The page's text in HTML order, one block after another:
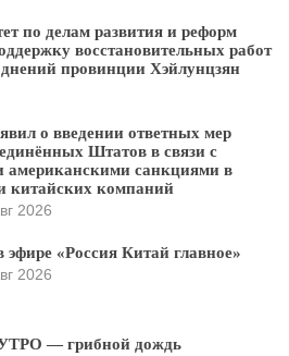
по делам развития и реформ
восстановительных работ
провинции Хэйлунцзян
о введении ответных мер
Штатов в связи с
американскими санкциями в
китайских компаний
2026
эфире «Россия Китай главное»
2026
— грибной дождь